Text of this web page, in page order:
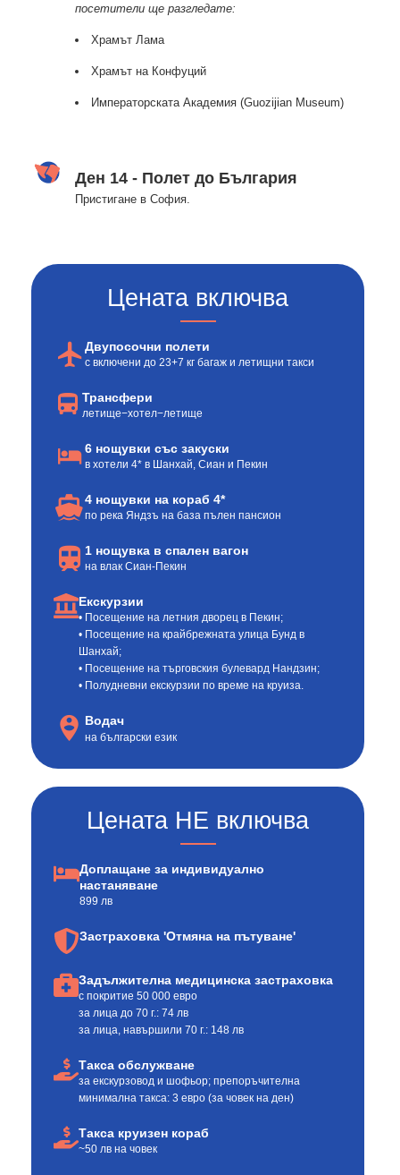
посетители ще разгледате:
Храмът Лама
Храмът на Конфуций
Императорската Академия (Guozijian Museum)
Ден 14 - Полет до България
Пристигане в София.
Цената включва
Двупосочни полети
с включени до 23+7 кг багаж и летищни такси
Трансфери
летище−хотел−летище
6 нощувки със закуски
в хотели 4* в Шанхай, Сиан и Пекин
4 нощувки на кораб 4*
по река Яндзъ на база пълен пансион
1 нощувка в спален вагон
на влак Сиан-Пекин
Екскурзии
• Посещение на летния дворец в Пекин;
• Посещение на крайбрежната улица Бунд в
Шанхай;
• Посещение на търговския булевард Нандзин;
• Полудневни екскурзии по време на круиза.
Водач
на български език
Цената НЕ включва
Доплащане за индивидуално
настаняване
899 лв
Застраховка 'Oтмяна на пътуване'
Задължителна медицинска застраховка
с покритие 50 000 евро
за лица до 70 г.: 74 лв
за лица, навършили 70 г.: 148 лв
Такса обслужване
за екскурзовод и шофьор; препоръчителна
минимална такса: 3 евро (за човек на ден)
Такса круизен кораб
~50 лв на човек